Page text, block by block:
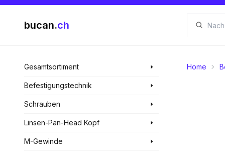
bucan.ch
Gesamtsortiment
Befestigungstechnik
Schrauben
Linsen-Pan-Head Kopf
M-Gewinde
Home